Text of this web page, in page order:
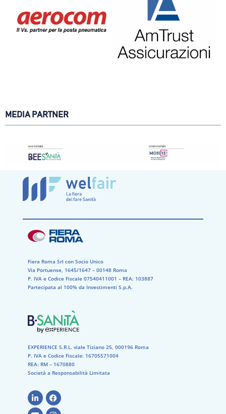
MEDIA PARTNER
Fiera Roma Srl con Socio Unico
Via Portuense, 1645/1647 – 00148 Roma
P. IVA e Codice Fiscale 07540411001​ – REA: 103887​
Partecipata al 100% da Investimenti S.p.A.
EXPERIENCE S.R.L. viale Tiziano 25, 000196 Roma
P. IVA e Codice Fiscale: 16705571004
REA: RM – 1670880
Società a Responsabilità Limitata